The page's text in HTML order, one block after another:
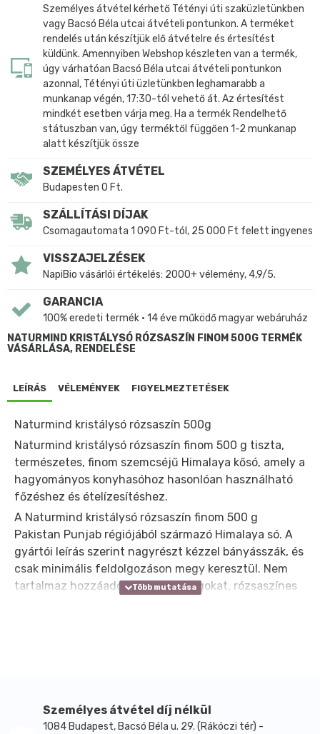
Személyes átvétel kérhető Tétényi úti szaküzletünkben
vagy Bacsó Béla utcai átvételi pontunkon. A terméket
rendelés után készítjük elő átvételre és értesítést
küldünk. Amennyiben Webshop készleten van a termék,
úgy várhatóan Bacsó Béla utcai átvételi pontunkon
azonnal, Tétényi úti üzletünkben leghamarabb a
munkanap végén, 17:30-tól vehető át. Az értesítést
mindkét esetben várja meg. Ha a termék Rendelhető
státuszban van, úgy terméktől függően 1-2 munkanap
alatt készítjük össze
SZEMÉLYES ÁTVÉTEL
Budapesten 0 Ft.
SZÁLLÍTÁSI DÍJAK
Csomagautomata 1 090 Ft-tól, 25 000 Ft felett ingyenes
VISSZAJELZÉSEK
NapiBio vásárlói értékelés: 2000+ vélemény, 4,9/5.
GARANCIA
100% eredeti termék • 14 éve működő magyar webáruház
NATURMIND KRISTÁLYSÓ RÓZSASZÍN FINOM 500G TERMÉK
VÁSÁRLÁSA, RENDELÉSE
LEÍRÁS VÉLEMÉNYEK FIGYELMEZTETÉSEK
Naturmind kristálysó rózsaszín 500g
Naturmind kristálysó rózsaszín finom 500 g tiszta,
természetes, finom szemcséjű Himalaya kősó, amely a
hagyományos konyhasóhoz hasonlóan használható
főzéshez és ételízesítéshez.
A Naturmind kristálysó rózsaszín finom 500 g
Pakistan Punjab régiójából származó Himalaya só. A
gyártói leírás szerint nagyrészt kézzel bányásszák, és
csak minimális feldolgozáson megy keresztül. Nem
tartalmaz hozzáadott adalékanyagokat, rózsaszínes
mellékíze, és hasonlóképpen oldódik. Táplálkozási
célokon kívül fürdősó keverékekben is előfordulhat
Személyes átvétel díj nélkül
1084 Budapest, Bacsó Béla u. 29. (Rákóczi tér) -